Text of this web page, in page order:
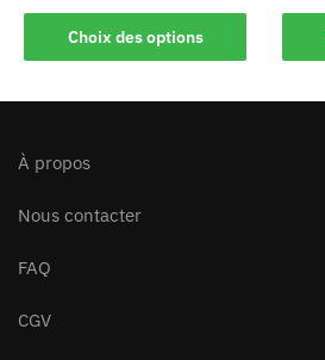
Choix des options
À propos
Nous contacter
FAQ
CGV